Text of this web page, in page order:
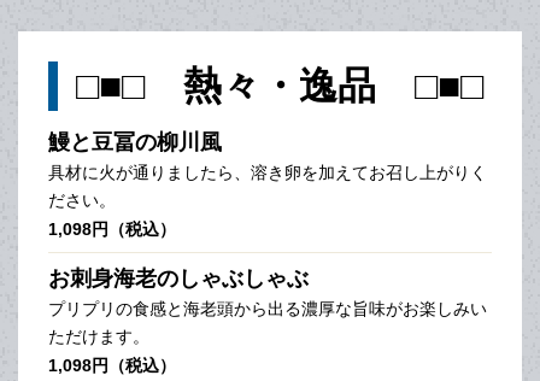
□■□ 熱々・逸品 □■□
鰻と豆冨の柳川風
具材に火が通りましたら、溶き卵を加えてお召し上がりく
ださい。
1,098円（税込）
お刺身海老のしゃぶしゃぶ
プリプリの食感と海老頭から出る濃厚な旨味がお楽しみい
ただけます。
1,098円（税込）